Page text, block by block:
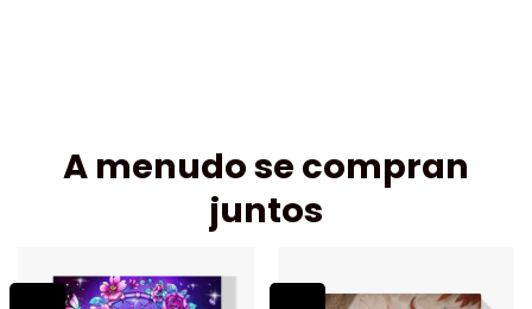
A menudo se compran
juntos